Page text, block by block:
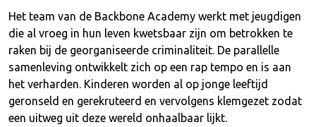
Het team van de Backbone Academy werkt met jeugdigen
die al vroeg in hun leven kwetsbaar zijn om betrokken te
raken bij de georganiseerde criminaliteit. De parallelle
samenleving ontwikkelt zich op een rap tempo en is aan
het verharden. Kinderen worden al op jonge leeftijd
geronseld en gerekruteerd en vervolgens klemgezet zodat
een uitweg uit deze wereld onhaalbaar lijkt.